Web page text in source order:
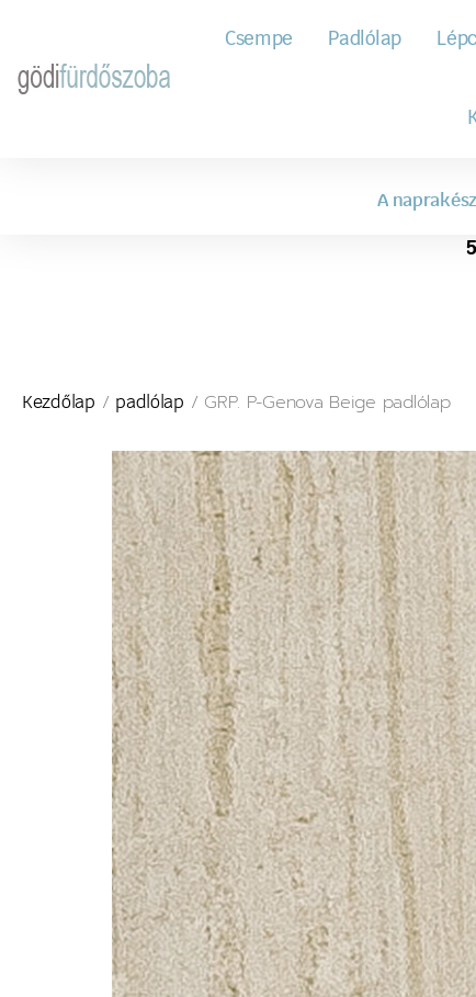
Csempe Padlólap
A
Kezdőlap / padlólap / GRP. P-Genova Beige padlólap